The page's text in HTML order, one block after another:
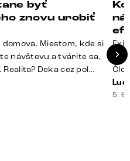
byť
znovu urobiť
Miestom, kde si
návštevu a tvárite sa,
Deka cez pol
konferenčný stolík
účteniek po balzam
si
5.